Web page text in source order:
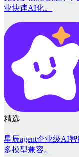
业快速AI化。
精选
星辰agent企业级AI
多模型兼容。